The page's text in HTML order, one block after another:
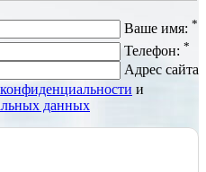
Ваше имя: *
Телефон: *
Адрес сайта
и
данных